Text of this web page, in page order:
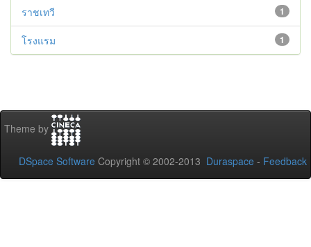
1
ราชเทวี
1
โรงแรม
Theme by
DSpace Software Copyright © 2002-2013 Duraspace - Feedback